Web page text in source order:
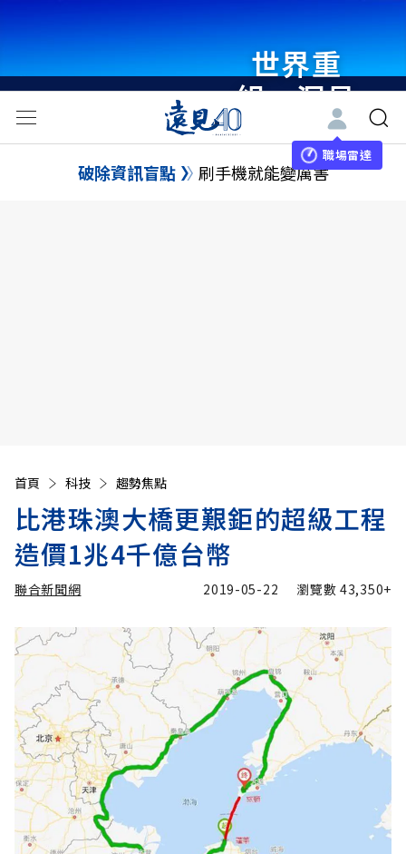
世界重
組・洞見
未來 與
世界領袖
職場雷達
破除資訊盲點 刷手機就能變厲害
首頁 科技 趨勢焦點
比港珠澳大橋更艱鉅的超級工程
造價1兆4千億台幣
聯合新聞網 2019-05-22 瀏覽數43,350+